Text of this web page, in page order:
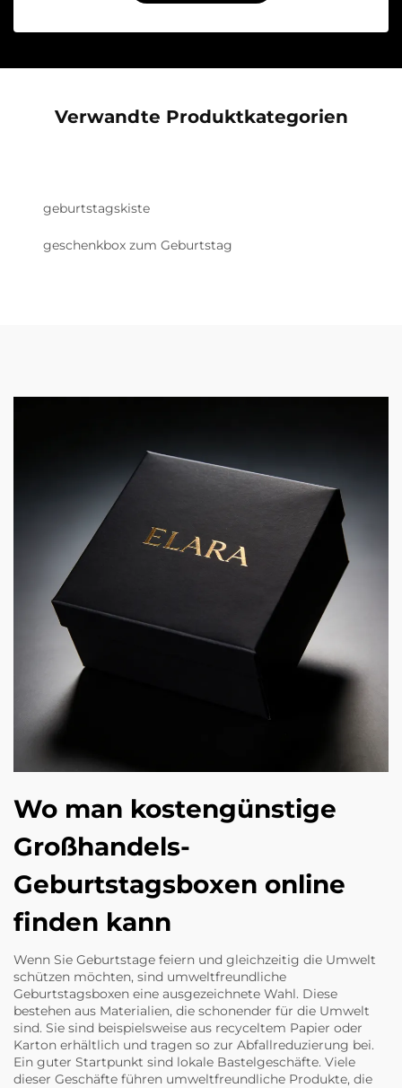
Verwandte Produktkategorien
geburtstagskiste
geschenkbox zum Geburtstag
Wo man kostengünstige
Großhandels-
Geburtstagsboxen online
finden kann
Wenn Sie Geburtstage feiern und gleichzeitig die Umwelt
schützen möchten, sind umweltfreundliche
Geburtstagsboxen eine ausgezeichnete Wahl. Diese
bestehen aus Materialien, die schonender für die Umwelt
sind. Sie sind beispielsweise aus recyceltem Papier oder
Karton erhältlich und tragen so zur Abfallreduzierung bei.
Ein guter Startpunkt sind lokale Bastelgeschäfte. Viele
dieser Geschäfte führen umweltfreundliche Produkte, die